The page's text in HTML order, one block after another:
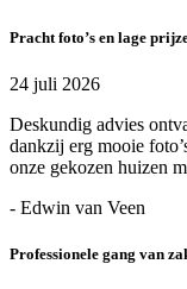
Pracht foto’s en lage
24 juli 2026
Deskundig advies
dankzij erg mooie
onze gekozen huizen
- Edwin van Veen
Professionele gang van